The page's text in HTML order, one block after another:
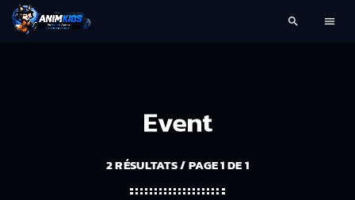
search menu
Event
2 RÉSULTATS / PAGE 1 DE 1